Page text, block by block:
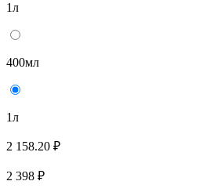
1л
400мл
1л
2 158.20 ₽
2 398 ₽